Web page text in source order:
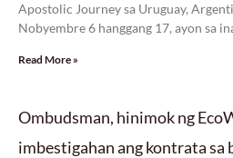
Apostolic Journey sa Uruguay,
Nobyembre 6 hanggang 17, ayon sa
Read More »
Ombudsman, hinimok ng
imbestigahan ang kontrata sa